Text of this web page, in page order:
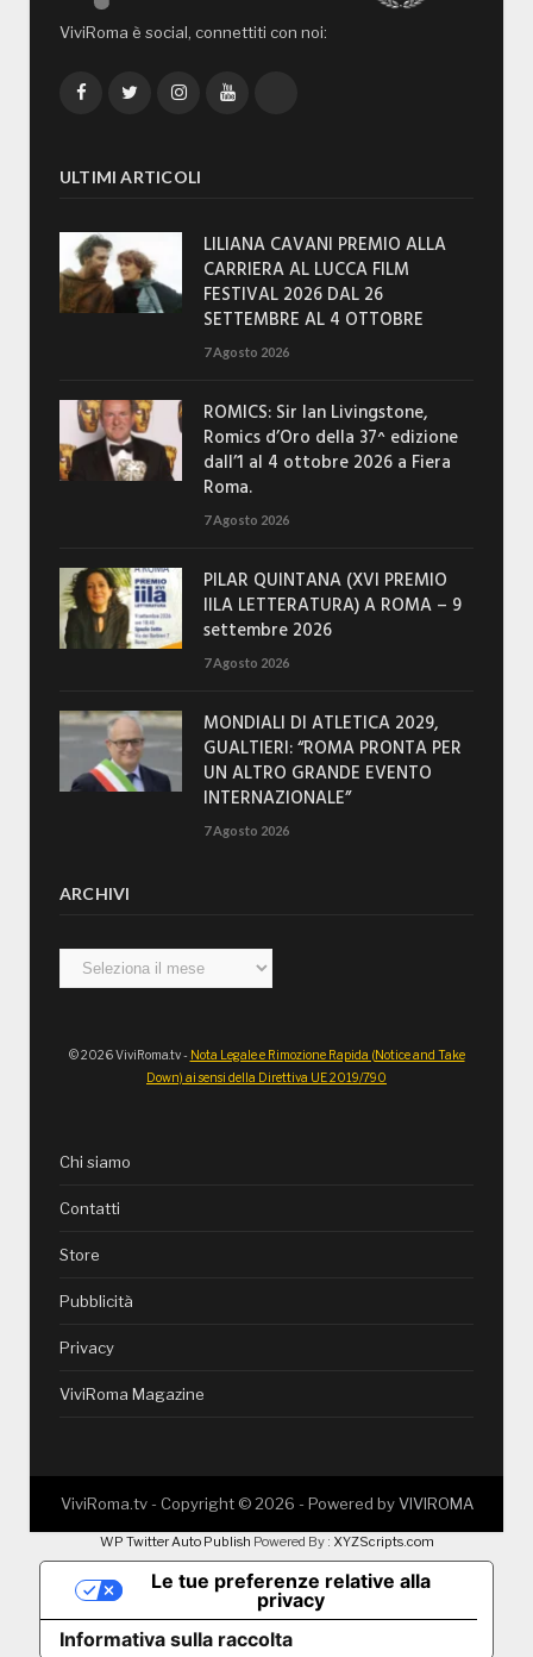
ViviRoma è social, connettiti con noi:
FacebookTwitterInstagramYouTube
ULTIMI ARTICOLI
LILIANA CAVANI PREMIO ALLA
CARRIERA AL LUCCA FILM
FESTIVAL 2026 DAL 26
SETTEMBRE AL 4 OTTOBRE
7 Agosto 2026
ROMICS: Sir Ian Livingstone,
Romics d’Oro della 37^ edizione
dall’1 al 4 ottobre 2026 a Fiera
Roma.
7 Agosto 2026
PILAR QUINTANA (XVI PREMIO
IILA LETTERATURA) A ROMA – 9
settembre 2026
7 Agosto 2026
MONDIALI DI ATLETICA 2029,
GUALTIERI: “ROMA PRONTA PER
UN ALTRO GRANDE EVENTO
INTERNAZIONALE”
7 Agosto 2026
ARCHIVI
Archivi
© 2026 ViviRoma.tv - Nota Legale e Rimozione Rapida (Notice and Take
Down) ai sensi della Direttiva UE 2019/790
Chi siamo
Contatti
Store
Pubblicità
Privacy
ViviRoma Magazine
ViviRoma.tv - Copyright © 2026 - Powered byVIVIROMA
WP Twitter Auto Publish Powered By : XYZScripts.com
Informativa sulla raccolta
Le tue preferenze relative alla
privacy